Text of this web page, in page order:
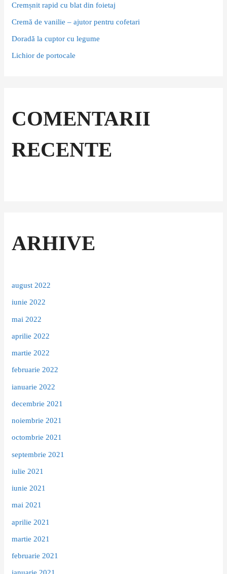
Cremșnit rapid cu blat din foietaj
Cremă de vanilie – ajutor pentru cofetari
Doradă la cuptor cu legume
Lichior de portocale
COMENTARII
RECENTE
ARHIVE
august 2022
iunie 2022
mai 2022
aprilie 2022
martie 2022
februarie 2022
ianuarie 2022
decembrie 2021
noiembrie 2021
octombrie 2021
septembrie 2021
iulie 2021
iunie 2021
mai 2021
aprilie 2021
martie 2021
februarie 2021